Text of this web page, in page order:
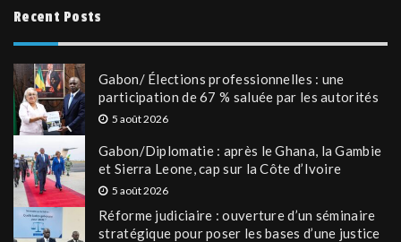
Recent Posts
Gabon/ Élections professionnelles : une
participation de 67 % saluée par les autorités
5 août 2026
Gabon/Diplomatie : après le Ghana, la Gambie
et Sierra Leone, cap sur la Côte d’Ivoire
5 août 2026
Réforme judiciaire : ouverture d’un séminaire
stratégique pour poser les bases d’une justice